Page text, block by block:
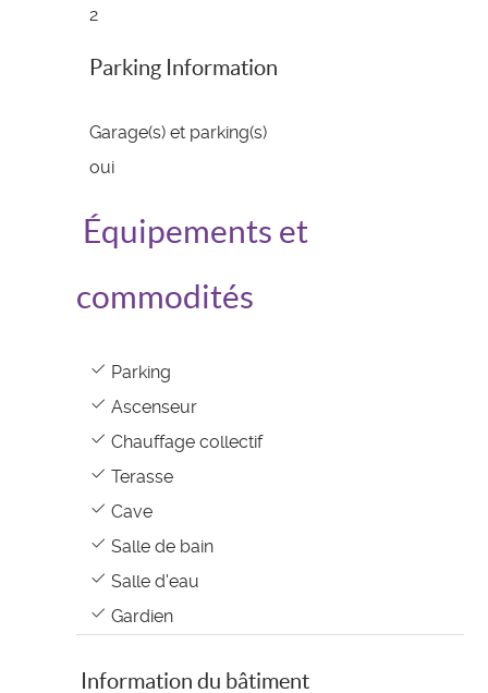
2
Parking Information
Garage(s) et parking(s)
oui
Équipements et
commodités
Parking
Ascenseur
Chauffage collectif
Terasse
Cave
Salle de bain
Salle d'eau
Gardien
Information du bâtiment